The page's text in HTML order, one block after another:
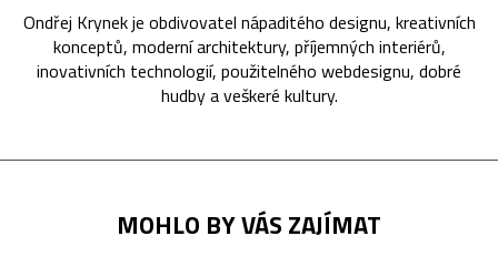
Ondřej Krynek je obdivovatel nápaditého designu, kreativních
konceptů, moderní architektury, příjemných interiérů,
inovativních technologií, použitelného webdesignu, dobré
hudby a veškeré kultury.
MOHLO BY VÁS ZAJÍMAT